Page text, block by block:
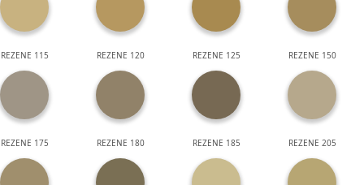
REZENE 115 REZENE 120 REZENE 125 REZENE 150
REZENE 175 REZENE 180 REZENE 185 REZENE 205